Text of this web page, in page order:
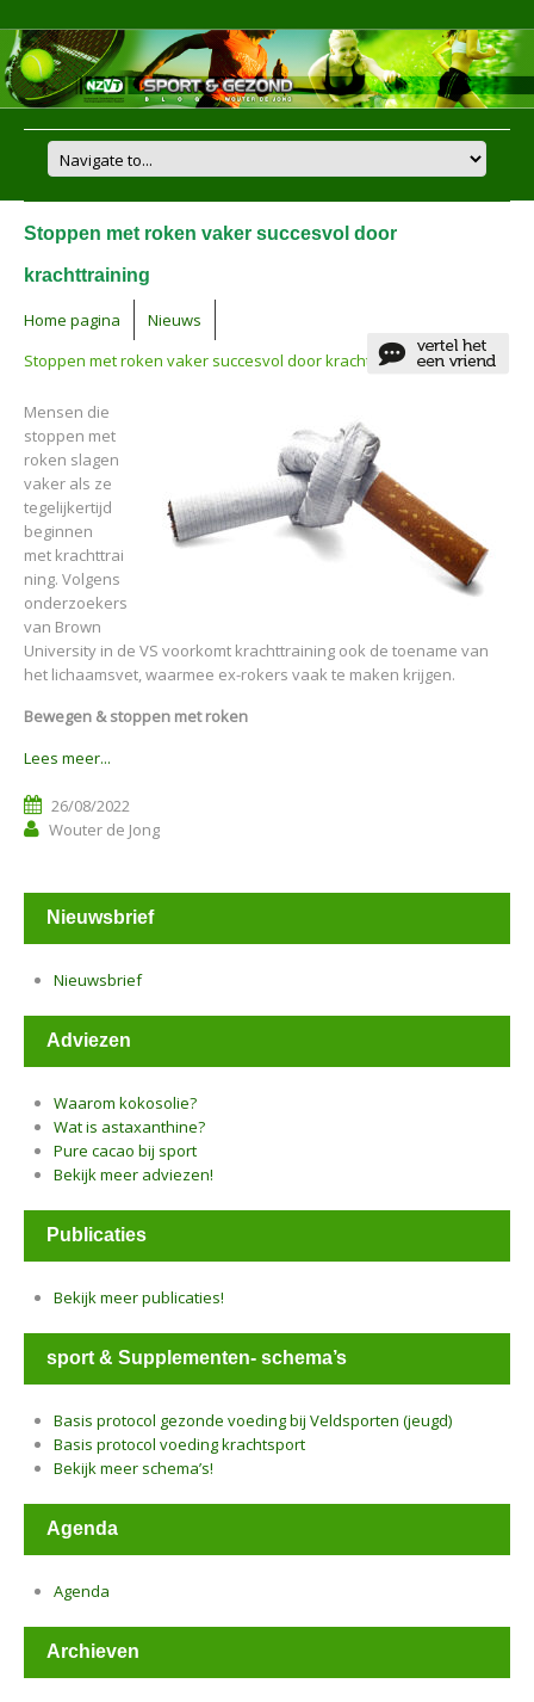
Stoppen met roken vaker succesvol door
krachttraining
Home pagina
Nieuws
Stoppen met roken vaker succesvol door krachttraining
Mensen die
stoppen met
roken slagen
vaker als ze
tegelijkertijd
beginnen
met krachttrai
ning. Volgens
onderzoekers
van Brown
University in de VS voorkomt krachttraining ook de toename van
het lichaamsvet, waarmee ex-rokers vaak te maken krijgen.
Bewegen & stoppen met roken
Lees meer...
26/08/2022
Wouter de Jong
Nieuwsbrief
Nieuwsbrief
Adviezen
Waarom kokosolie?
Wat is astaxanthine?
Pure cacao bij sport
Bekijk meer adviezen!
Publicaties
Bekijk meer publicaties!
sport & Supplementen- schema’s
Basis protocol gezonde voeding bij Veldsporten (jeugd)
Basis protocol voeding krachtsport
Bekijk meer schema’s!
Agenda
Agenda
Archieven